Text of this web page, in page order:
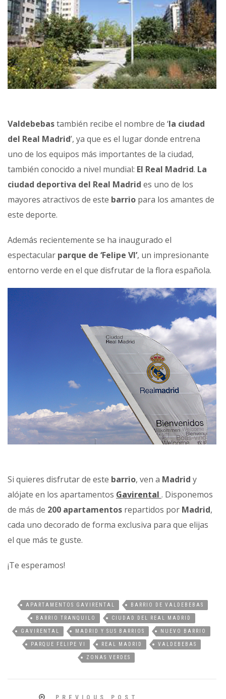
Valdebebastambién recibe el nombre de ‘la ciudad
del Real Madrid’, ya que es el lugar donde entrena
uno de los equipos más importantes de la ciudad,
también conocido a nivel mundial: El Real Madrid. La
ciudad deportiva del Real Madrid es uno de los
mayores atractivos de este barrio para los amantes de
este deporte.
Además recientemente se ha inaugurado el
espectacular parque de ‘Felipe VI’, un impresionante
entorno verde en el que disfrutar de la flora española.
Si quieres disfrutar de este barrio, ven a Madrid y
alójate en los apartamentos Gavirental . Disponemos
de más de 200 apartamentos repartidos por Madrid,
cada uno decorado de forma exclusiva para que elijas
el que más te guste.
¡Te esperamos!
APARTAMENTOS GAVIRENTAL BARRIO DE VALDEBEBAS
BARRIO TRANQUILO CIUDAD DEL REAL MADRID
GAVIRENTAL MADRID Y SUS BARRIOS NUEVO BARRIO
PARQUE FELIPE VI REAL MADRID VALDEBEBAS
ZONAS VERDES
PREVIOUS POST